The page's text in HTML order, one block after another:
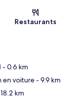
Restaurants
- 0.6 km
en voiture- 9.9 km
km